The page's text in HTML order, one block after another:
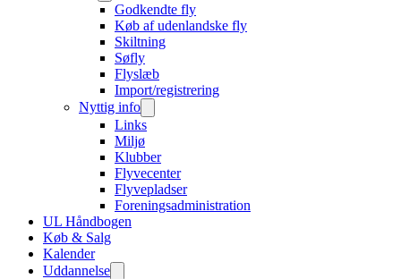
Godkendte fly
Køb af udenlandske fly
Skiltning
Søfly
Flyslæb
Import/registrering
Nyttig info
Links
Miljø
Klubber
Flyvecenter
Flyvepladser
Foreningsadministration
UL Håndbogen
Køb & Salg
Kalender
Uddannelse